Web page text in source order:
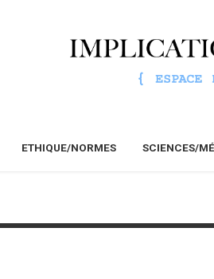
ETHIQUE/NORMES SCIENCES/